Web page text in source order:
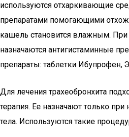
используются отхаркивающие
препаратами помогающими
кашель становится влажным.
назначаются антигистаминные
препараты: таблетки Ибупрофен,
Для лечения трахеобронхита
терапия. Ее назначают только
тела. Используются такие